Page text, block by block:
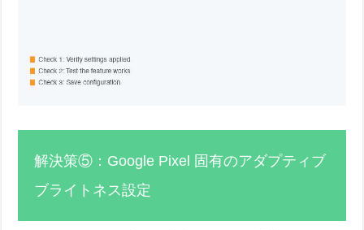
解決策⑤：Google Pixel 固有のアダプティブ
ブライトネス設定